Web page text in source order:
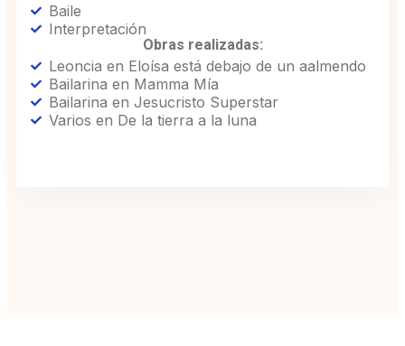
Baile
Interpretación
Obras realizadas:
Leoncia en Eloísa está debajo de un aalmendo
Bailarina en Mamma Mía
Bailarina en Jesucristo Superstar
Varios en De la tierra a la luna